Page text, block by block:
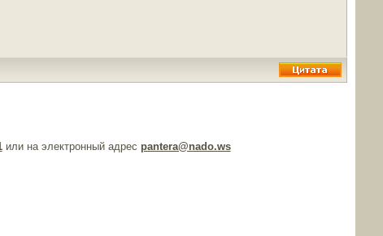
или на электронный адрес pantera@nado.ws